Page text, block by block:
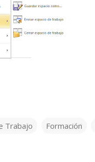
Trabajo Formación